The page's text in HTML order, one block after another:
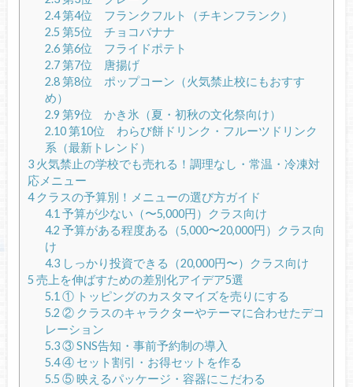
2.4第4位 フランクフルト（チキンフランク）
2.5 第5位 チョコバナナ
2.6第6位 フライドポテト
2.7第7位 唐揚げ
2.8第8位 ポップコーン（火気禁止校にもおすす
め）
2.9 第9位 かき氷（夏・初秋の文化祭向け）
2.10第10位 わらび餅ドリンク・フルーツドリンク
系（最新トレンド）
3火気禁止の学校でも売れる！調理なし・常温・冷凍対
応メニュー
4クラスの予算別！メニューの選び方ガイド
4.1 予算が少ない（〜5,000円）クラス向け
4.2 予算がある程度ある（5,000〜20,000円）クラス向
け
4.3しっかり投資できる（20,000円〜）クラス向け
5 売上を伸ばすための差別化アイデア5選
5.1 ① トッピングのカスタマイズを売りにする
5.2 ② クラスのキャラクターやテーマに合わせたデコ
レーション
5.3③ SNS告知・事前予約制の導入
5.4④ セット割引・お得セットを作る
5.5 ⑤ 映えるパッケージ・容器にこだわる